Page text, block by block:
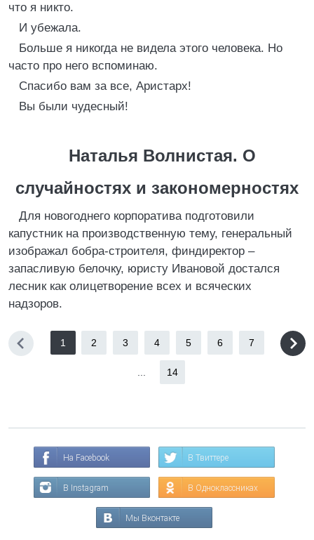
что я никто.
И убежала.
Больше я никогда не видела этого человека. Но
часто про него вспоминаю.
Спасибо вам за все, Аристарх!
Вы были чудесный!
Наталья Волнистая. О
случайностях и закономерностях
Для новогоднего корпоратива подготовили
капустник на производственную тему, генеральный
изображал бобра-строителя, финдиректор –
запасливую белочку, юристу Ивановой достался
лесник как олицетворение всех и всяческих
надзоров.
1 2 3 4 5 6 7
14
На Facebook В Твиттере
В Instagram В Одноклассниках
Мы Вконтакте